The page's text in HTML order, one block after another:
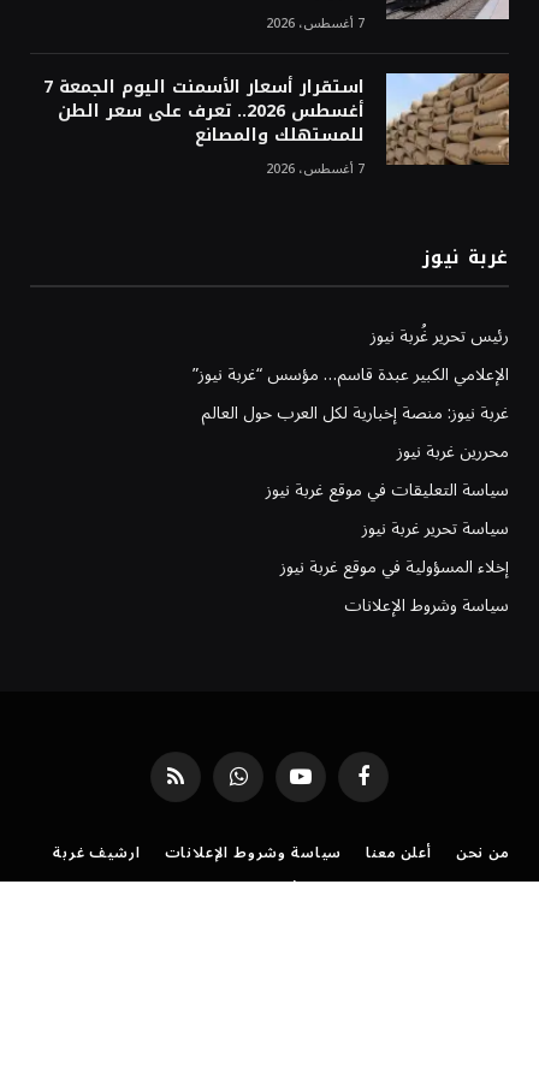
7 أغسطس، 2026
استقرار أسعار الأسمنت اليوم الجمعة 7
أغسطس 2026.. تعرف على سعر الطن
للمستهلك والمصانع
7 أغسطس، 2026
غربة نيوز
رئيس تحرير غُربة نيوز
الإعلامي الكبير عبدة قاسم… مؤسس “غربة نيوز”
غربة نيوز: منصة إخبارية لكل العرب حول العالم
محررين غربة نيوز
سياسة التعليقات في موقع غربة نيوز
سياسة تحرير غربة نيوز
إخلاء المسؤولية في موقع غربة نيوز
سياسة وشروط الإعلانات
فيسبوك يوتيوب واتساب RSS
من نحن أعلن معنا سياسة وشروط الإعلانات
ارشيف غربة
فريق العمل
موقع غربة نيوز | شروط الخدمة وسياسة الاستخدام